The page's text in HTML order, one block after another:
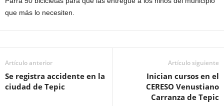
que más lo necesiten.
Artículo anterior
Se registra accidente en la
ciudad de Tepic
Artículo siguiente
Inician cursos en el
CERESO Venustiano
Carranza de Tepic